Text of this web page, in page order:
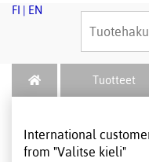
FI EN
Tuotteet
International
from "Valitse kieli"